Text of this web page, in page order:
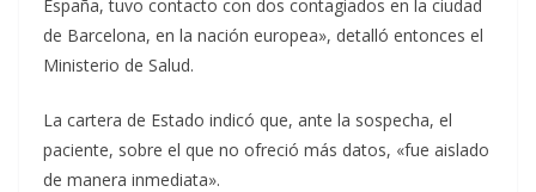
España, tuvo contacto con dos contagiados en la ciudad
de Barcelona, en la nación europea», detalló entonces el
Ministerio de Salud.
La cartera de Estado indicó que, ante la sospecha, el
paciente, sobre el que no ofreció más datos, «fue aislado
de manera inmediata».